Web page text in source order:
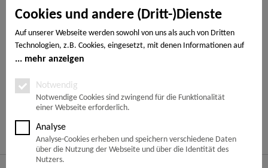
Cookies und andere (Dritt-)Dienste
Auf unserer Webseite werden sowohl von uns als auch von Dritten
Technologien, z.B. Cookies, eingesetzt, mit denen Informationen auf
Ihrem Endgerät gespeichert und/oder von Ihrem Endgerät abgerufen
Notwendige Cookies, Analyse-, Marketing- und Statistik-Cookies. Bei
den notwendigen Cookies handelt es sich um solche, die technisch
notwendig sind, um den von Ihnen gewünschten Dienst
bereitzustellen, die übrigen Cookies werden nur auf Grund einer von
Ihnen erteilten Einwilligung gesetzt. Die Einwilligung ist freiwillig.
Personen, die das 16. Lebensjahr noch nicht vollendet haben,
benötigen die Zustimmung der Sorgeberechtigten. Sie können Ihre
mehr anzeigen
Notwendig
Notwendige Cookies sind zwingend für die Funktionalität
einer Webseite erforderlich.
Analyse
Analyse-Cookies erheben und speichern verschiedene Daten
über die Nutzung der Webseite und über die Identität des
Nutzers.
Der WaveAqua mit spezieller Surface Protect Oberfläche ist
extrem kratzbeständig und steckt all...mehr
Ähnliche Artikel
Kunden haben sich ebenfalls angesehen